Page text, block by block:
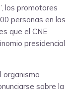
los promotores
personas en las
que el CNE
presidencial
organismo
sobre la